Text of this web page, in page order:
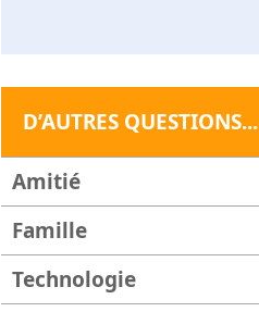
D’AUTRES QUESTIONS...
Amitié
Famille
Technologie